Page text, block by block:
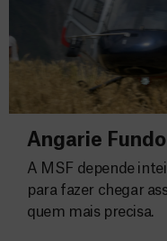
Angarie
A MSF depende
para fazer chegar
quem mais precisa.